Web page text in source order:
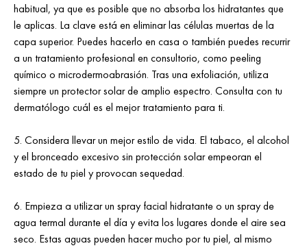
habitual, ya que es posible que no absorba los hidratantes que
le aplicas. La clave está en eliminar las células muertas de la
capa superior. Puedes hacerlo en casa o también puedes recurrir
a un tratamiento profesional en consultorio, como peeling
químico o microdermoabrasión. Tras una exfoliación, utiliza
siempre un protector solar de amplio espectro. Consulta con tu
dermatólogo cuál es el mejor tratamiento para ti.
5. Considera llevar un mejor estilo de vida. El tabaco, el alcohol
y el bronceado excesivo sin protección solar empeoran el
estado de tu piel y provocan sequedad.
6. Empieza a utilizar un spray facial hidratante o un spray de
agua termal durante el día y evita los lugares donde el aire sea
seco. Estas aguas pueden hacer mucho por tu piel, al mismo